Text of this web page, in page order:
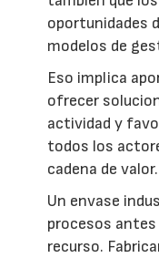
oportunidades
modelos de
Eso implica
ofrecer
actividad y
todos los
cadena de valor.
Un envase
procesos
recurso.